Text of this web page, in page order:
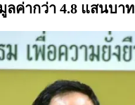
ลค่ากว่า 4.8 แสนบาท